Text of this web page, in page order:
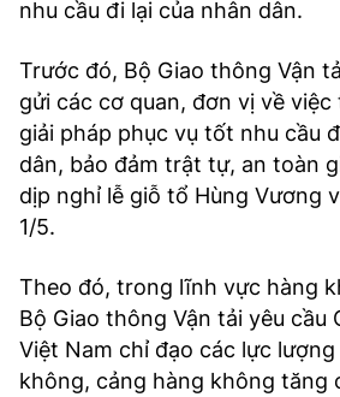
nhu cầu đi lại của nhân dân.
Trước đó, Bộ Giao thông Vận
gửi các cơ quan, đơn vị về
giải pháp phục vụ tốt nhu cầu
dân, bảo đảm trật tự, an toàn
dịp nghỉ lễ giỗ tổ Hùng Vương
1/5.
Theo đó, trong lĩnh vực hàng
Bộ Giao thông Vận tải yêu cầu
Việt Nam chỉ đạo các lực
không, cảng hàng không tăng